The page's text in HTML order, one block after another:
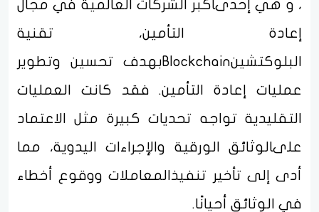
، و هي إحدىأكبر الشركات العالمية في مجال
إعادة التأمين، تقنية
البلوكتشينBlockchainبهدف تحسين وتطوير
عمليات إعادة التأمين. فقد كانت العمليات
التقليدية تواجه تحديات كبيرة مثل الاعتماد
علىالوثائق الورقية والإجراءات اليدوية، مما
أدى إلى تأخير تنفيذالمعاملات ووقوع أخطاء
في الوثائق أحيانًا.